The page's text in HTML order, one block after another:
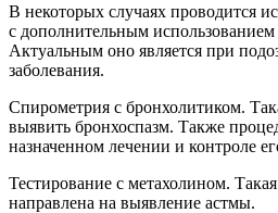
В некоторых случаях проводится
с дополнительным
Актуальным оно является при
заболевания.
Спирометрия с бронхолитиком.
выявить бронхоспазм. Также
назначенном лечении и контроле
Тестирование с метахолином.
направлена на выявление астмы.